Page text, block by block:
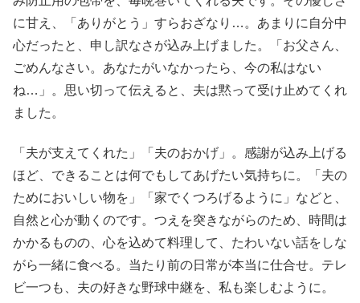
に甘え、「ありがとう」すらおざなり…。あまりに自分中
心だったと、申し訳なさが込み上げました。「お父さん、
ごめんなさい。あなたがいなかったら、今の私はない
ね…」。思い切って伝えると、夫は黙って受け止めてくれ
ました。
「夫が支えてくれた」「夫のおかげ」。感謝が込み上げる
ほど、できることは何でもしてあげたい気持ちに。「夫の
ためにおいしい物を」「家でくつろげるように」などと、
自然と心が動くのです。つえを突きながらのため、時間は
かかるものの、心を込めて料理して、たわいない話をしな
がら一緒に食べる。当たり前の日常が本当に仕合せ。テレ
ビ一つも、夫の好きな野球中継を、私も楽しむように。